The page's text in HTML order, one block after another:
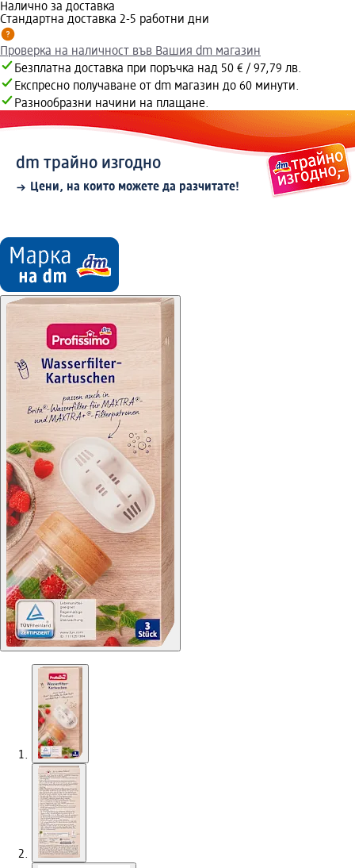
Налично за доставка
Стандартна доставка 2-5 работни дни
Проверка на наличност във Вашия dm магазин
Безплатна доставка при поръчка над 50 € / 97,79 лв.
Експресно получаване от dm магазин до 60 минути.
Разнообразни начини на плащане.
dm трайно изгодно
Цени, на които можете да разчитате!